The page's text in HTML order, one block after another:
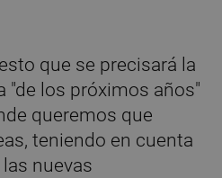
que se precisará la
"de los próximos años"
queremos que
teniendo en cuenta
nuevas